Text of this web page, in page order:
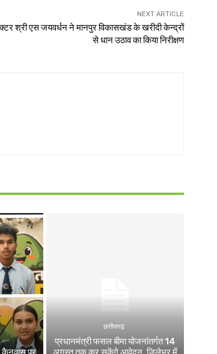
NEXT ARTICLE
श्री एस जयवर्धन ने मानपुर विकासखंड के खरीदी केन्द्रों
से धान उठाव का किया निरीक्षण
छत्तीसगढ़
प्रधानमंत्री फसल बीमा योजनांतर्गत 14